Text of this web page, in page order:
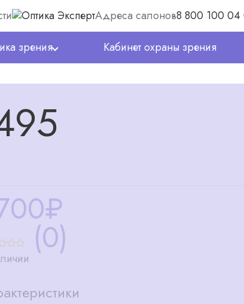
Адреса салонов8 800 100 04
зрения Кабинет охраны зрения
₽
(0)